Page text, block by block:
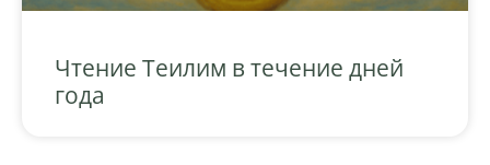
Чтение Теилим в течение дней
года